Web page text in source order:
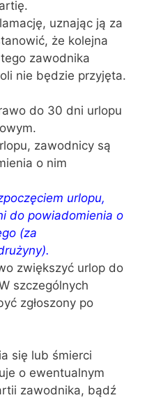
uznając ją za
że kolejna
zawodnika
nie będzie przyjęta.
do 30 dni urlopu
zawodnicy są
o nim
urlopu,
do powiadomienia o
(za
zwiększyć urlop do
szczególnych
zgłoszony po
się lub śmierci
o ewentualnym
zawodnika, bądź